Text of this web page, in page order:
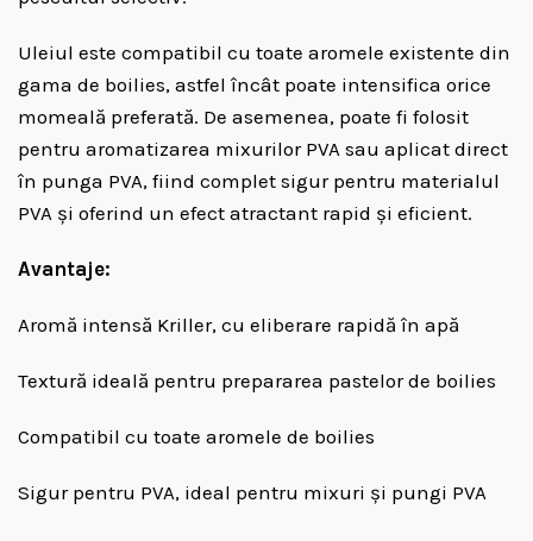
Uleiul este compatibil cu toate aromele existente din
gama de boilies, astfel încât poate intensifica orice
momeală preferată. De asemenea, poate fi folosit
pentru aromatizarea mixurilor PVA sau aplicat direct
în punga PVA, fiind complet sigur pentru materialul
PVA și oferind un efect atractant rapid și eficient.
Avantaje:
Aromă intensă Kriller, cu eliberare rapidă în apă
Textură ideală pentru prepararea pastelor de boilies
Compatibil cu toate aromele de boilies
Sigur pentru PVA, ideal pentru mixuri și pungi PVA